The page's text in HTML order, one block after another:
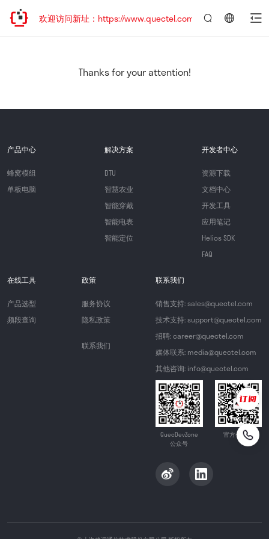
已迁移，欢迎访问新址：https://www.quectel.com.cn
Thanks for your attention!
产品中心
蜂窝模组
单板电脑
解决方案
DTU
智慧农业
智能穿戴
智能电表
智能定位
开发者中心
资源下载
文档中心
开发工具
应用笔记
Helios SDK
FAQ
在线工具
产品选型
频段查询
政策
服务协议
隐私政策
联系我们
联系我们
销售支持: sales@quectel.com
技术支持: support@quectel.com
招聘: career@quectel.com
媒体联系: media@quectel.com
其他咨询: info@quectel.com
QuecDevZone
公众号
官方公众号